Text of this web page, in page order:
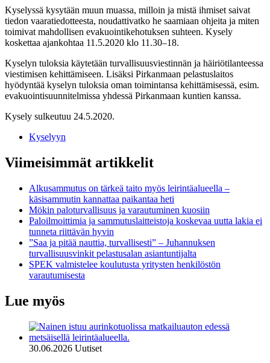
Kyselyssä kysytään muun muassa, milloin ja mistä ihmiset saivat
tiedon vaaratiedotteesta, noudattivatko he saamiaan ohjeita ja miten
toimivat mahdollisen evakuointikehotuksen suhteen. Kysely
koskettaa ajankohtaa 11.5.2020 klo 11.30–18.
Kyselyn tuloksia käytetään turvallisuusviestinnän ja häiriötilanteessa
viestimisen kehittämiseen. Lisäksi Pirkanmaan pelastuslaitos
hyödyntää kyselyn tuloksia oman toimintansa kehittämisessä, esim.
evakuointisuunnitelmissa yhdessä Pirkanmaan kuntien kanssa.
Kysely sulkeutuu 24.5.2020.
Kyselyyn
Viimeisimmät artikkelit
Alkusammutus on tärkeä taito myös leirintäalueella –
käsisammutin kannattaa paikantaa heti
Mökin paloturvallisuus ja varautuminen kuosiin
Paloilmoittimia ja sammutuslaitteistoja koskevaa uutta lakia ei
tunneta riittävän hyvin
”Saa ja pitää nauttia, turvallisesti” – Juhannuksen
turvallisuusvinkit pelastusalan asiantuntijalta
SPEK valmistelee koulutusta yritysten henkilöstön
varautumisesta
Lue myös
30.06.2026 Uutiset